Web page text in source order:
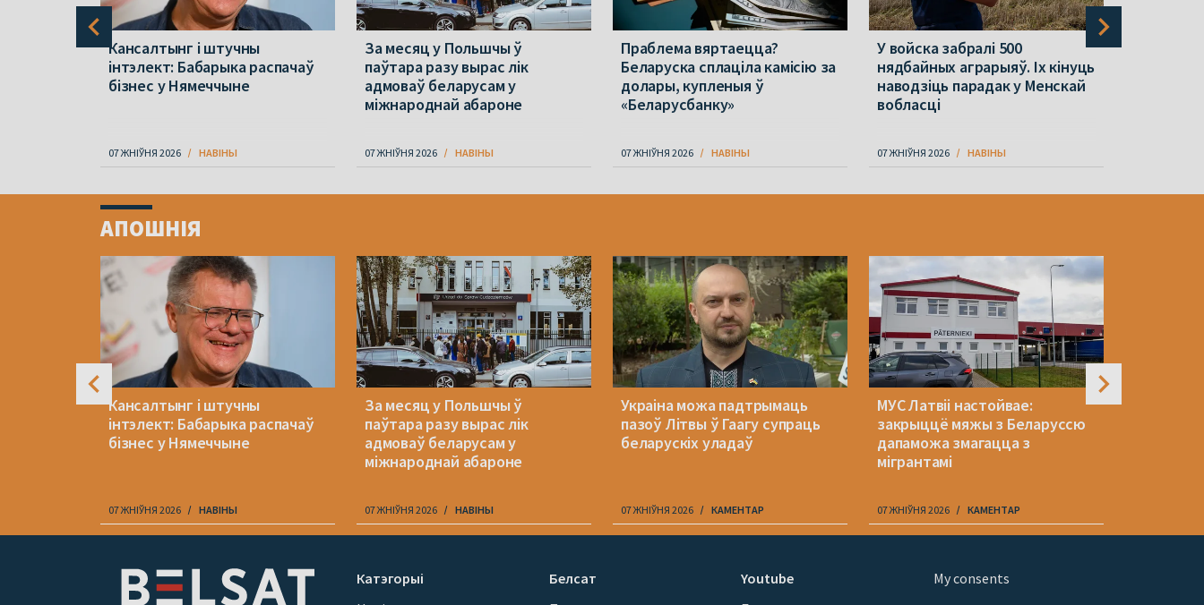
Кансалтынг і штучны
інтэлект: Бабарыка распачаў
бізнес у Нямеччыне
07 ЖНІЎНЯ 2026 НАВІНЫ
За месяц у Польшчы ў
паўтара разу вырас лік
адмоваў беларусам у
міжнароднай абароне
07 ЖНІЎНЯ 2026 НАВІНЫ
Праблема вяртаецца?
Беларуска сплаціла камісію за
долары, купленыя ў
«Беларусбанку»
07 ЖНІЎНЯ 2026 НАВІНЫ
У войска забралі 500
нядбайных аграрыяў. Іх кінуць
наводзіць парадак у Менскай
вобласці
07 ЖНІЎНЯ 2026 НАВІНЫ
ofАПОШНІЯ
Кансалтынг і штучны
інтэлект: Бабарыка распачаў
бізнес у Нямеччыне
07 ЖНІЎНЯ 2026 НАВІНЫ
За месяц у Польшчы ў
паўтара разу вырас лік
адмоваў беларусам у
міжнароднай абароне
07 ЖНІЎНЯ 2026 НАВІНЫ
Украіна можа падтрымаць
пазоў Літвы ў Гаагу супраць
беларускіх уладаў
07 ЖНІЎНЯ 2026 КАМЕНТАР
МУС Латвіі настойвае:
закрыццё мяжы з Беларуссю
дапаможа змагацца з
мігрантамі
07 ЖНІЎНЯ 2026 КАМЕНТАР
Катэгорыі
Белсат
Youtube
My consents